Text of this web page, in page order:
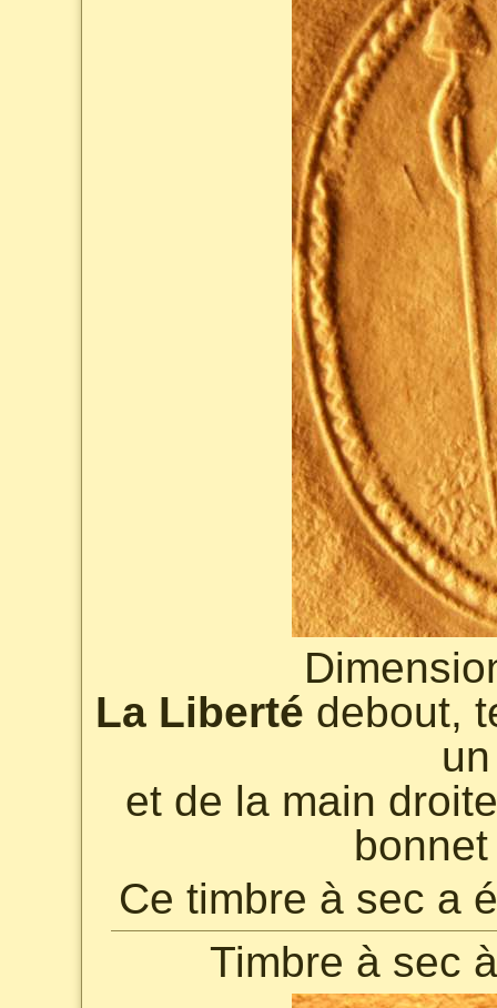
La Liberté debout,
et de la main
Ce timbre à sec a
Timbre à sec